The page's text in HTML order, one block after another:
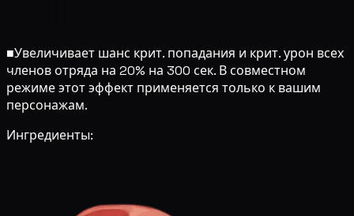
■Увеличивает шанс крит. попадания и крит. урон всех
членов отряда на 20% на 300 сек. В совместном
режиме этот эффект применяется только к вашим
персонажам.
Ингредиенты: